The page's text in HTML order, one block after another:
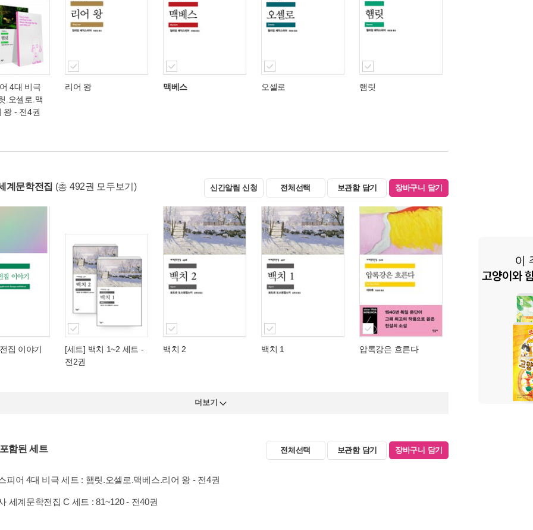
4대 비극
.오셀로.맥
왕 - 전4권
리어 왕 맥베스 오셀로 햄릿
계문학전집 (총 492권 모두보기) 신간알림 신청 전체선택 보관함 담기 장바구니 담기
집 이야기
[세트] 백치 1~2 세트 -
전2권
백치 2 백치 1 압록강은 흐른다
더보기
함된 세트 전체선택 보관함 담기 장바구니 담기
피어 4대 비극 세트 : 햄릿.오셀로.맥베스.리어 왕 - 전4권
세계문학전집 C 세트 : 81~120 - 전40권